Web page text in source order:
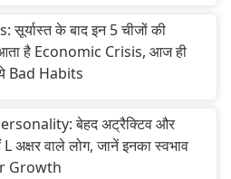
सूर्यास्त के बाद इन 5 चीजों की
आता है Economic Crisis, आज ही
Bad Habits
बेहद अट्रैक्टिव और
L अक्षर वाले लोग, जानें इनका स्वभाव
Growth